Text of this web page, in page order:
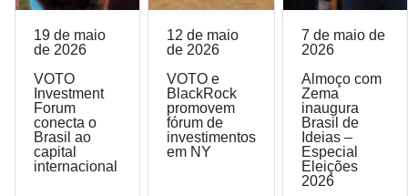
19 de maio
de 2026
VOTO
Investment
Forum
conecta o
Brasil ao
capital
internacional
12 de maio
de 2026
VOTO e
BlackRock
promovem
fórum de
investimentos
em NY
7 de maio de
2026
Almoço com
Zema
inaugura
Brasil de
Ideias –
Especial
Eleições
2026